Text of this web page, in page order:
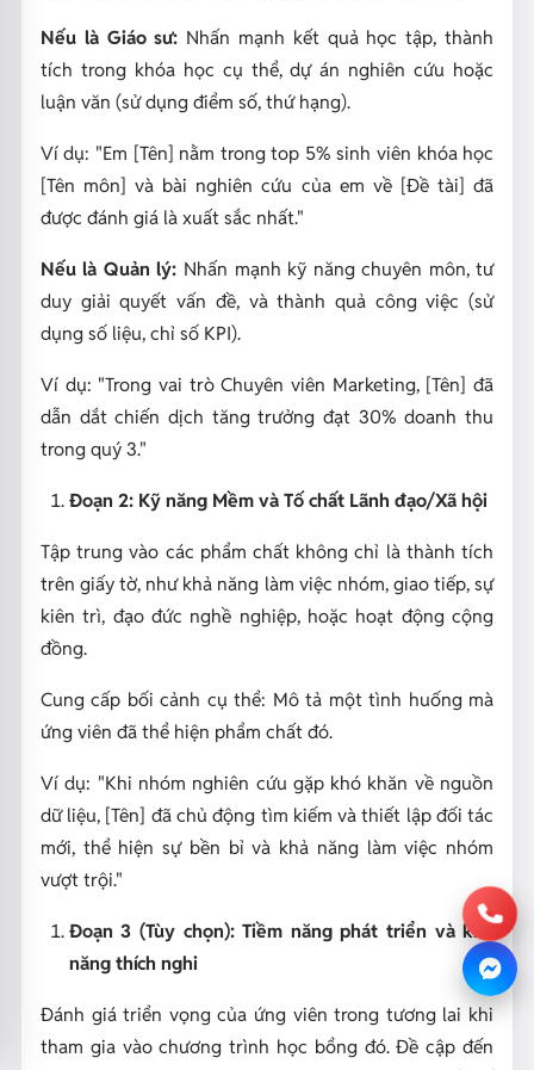
Nếu là Giáo sư: Nhấn mạnh kết quả học tập, thành
tích trong khóa học cụ thể, dự án nghiên cứu hoặc
luận văn (sử dụng điểm số, thứ hạng).
Ví dụ: "Em [Tên] nằm trong top 5% sinh viên khóa học
[Tên môn] và bài nghiên cứu của em về [Đề tài] đã
được đánh giá là xuất sắc nhất."
Nếu là Quản lý: Nhấn mạnh kỹ năng chuyên môn, tư
duy giải quyết vấn đề, và thành quả công việc (sử
dụng số liệu, chỉ số KPI).
Ví dụ: "Trong vai trò Chuyên viên Marketing, [Tên] đã
dẫn dắt chiến dịch tăng trưởng đạt 30% doanh thu
trong quý 3."
Đoạn 2: Kỹ năng Mềm và Tố chất Lãnh đạo/Xã hội
Tập trung vào các phẩm chất không chỉ là thành tích
trên giấy tờ, như khả năng làm việc nhóm, giao tiếp, sự
kiên trì, đạo đức nghề nghiệp, hoặc hoạt động cộng
đồng.
Cung cấp bối cảnh cụ thể: Mô tả một tình huống mà
ứng viên đã thể hiện phẩm chất đó.
Ví dụ: "Khi nhóm nghiên cứu gặp khó khăn về nguồn
dữ liệu, [Tên] đã chủ động tìm kiếm và thiết lập đối tác
mới, thể hiện sự bền bỉ và khả năng làm việc nhóm
vượt trội."
Đoạn 3 (Tùy chọn): Tiềm năng phát triển và khả
năng thích nghi
Đánh giá triển vọng của ứng viên trong tương lai khi
tham gia vào chương trình học bổng đó. Đề cập đến